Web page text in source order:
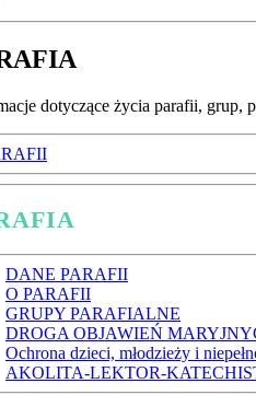
dotyczące życia parafii, grup,
DANE PARAFII
O PARAFII
GRUPY PARAFIALNE
DROGA OBJAWIEŃ
Ochrona dzieci, młodzieży i
AKOLITA-LEKTOR-